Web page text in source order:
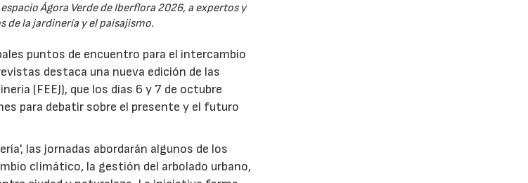
Ágora Verde de Iberflora 2026, a expertos y
de la jardinería y el paisajismo.
puntos de encuentro para el intercambio
destaca una nueva edición de las
(FEEJ), que los días 6 y 7 de octubre
para debatir sobre el presente y el futuro
las jornadas abordarán algunos de los
climático, la gestión del arbolado urbano,